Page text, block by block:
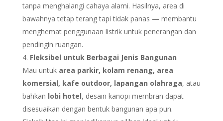
tanpa menghalangi cahaya alami. Hasilnya, area di
bawahnya tetap terang tapi tidak panas — membantu
menghemat penggunaan listrik untuk penerangan dan
pendingin ruangan.
Fleksibel untuk Berbagai Jenis Bangunan
Mau untuk area parkir, kolam renang, area
komersial, kafe outdoor, lapangan olahraga, atau
bahkan lobi hotel, desain kanopi membran dapat
disesuaikan dengan bentuk bangunan apa pun.